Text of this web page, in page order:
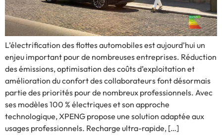
L’électrification des flottes automobiles est aujourd’hui un
enjeu important pour de nombreuses entreprises. Réduction
des émissions, optimisation des coûts d’exploitation et
amélioration du confort des collaborateurs font désormais
partie des priorités pour de nombreux professionnels. Avec
ses modèles 100 % électriques et son approche
technologique, XPENG propose une solution adaptée aux
usages professionnels. Recharge ultra-rapide, […]